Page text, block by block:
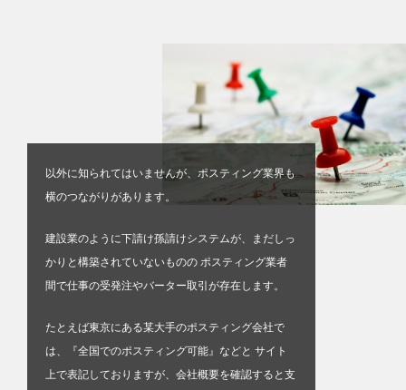
以外に知られてはいませんが、ポスティング業界も
横のつながりがあります。
建設業のように下請け孫請けシステムが、まだしっ
かりと構築されていないものの ポスティング業者
間で仕事の受発注やバーター取引が存在します。
たとえば東京にある某大手のポスティング会社で
は、『全国でのポスティング可能』などと サイト
上で表記しておりますが、会社概要を確認すると支